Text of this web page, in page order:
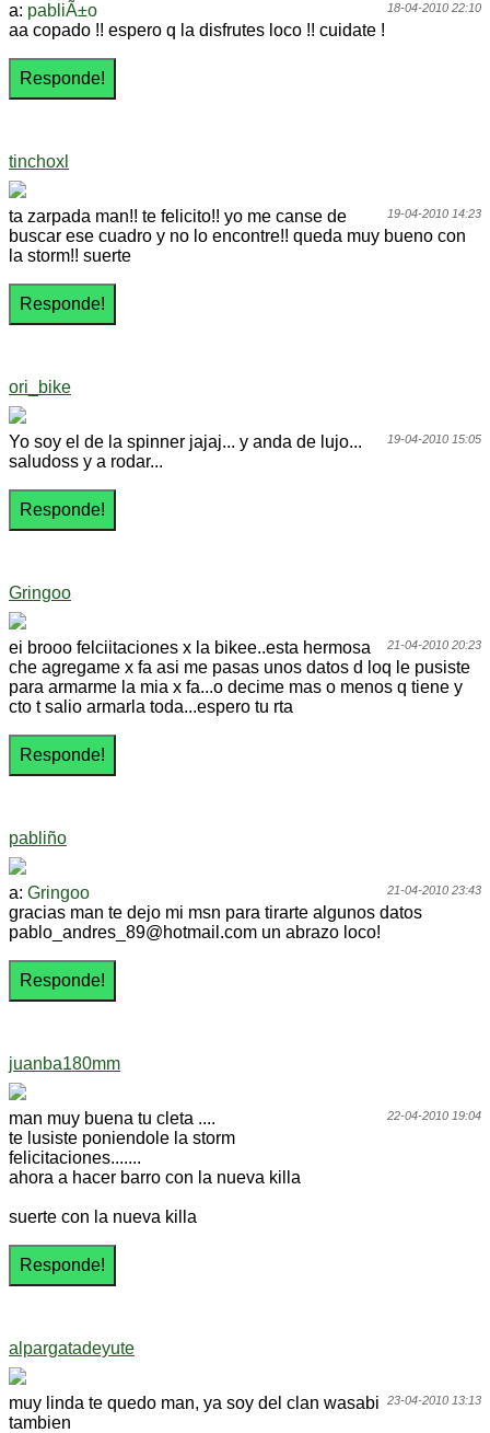
18-04-2010 22:10
a: pabliÃ±o
aa copado !! espero q la disfrutes loco !! cuidate !
tinchoxl
19-04-2010 14:23
ta zarpada man!! te felicito!! yo me canse de
buscar ese cuadro y no lo encontre!! queda muy bueno con
la storm!! suerte
ori_bike
19-04-2010 15:05
Yo soy el de la spinner jajaj... y anda de lujo...
saludoss y a rodar...
Gringoo
21-04-2010 20:23
ei brooo felciitaciones x la bikee..esta hermosa
che agregame x fa asi me pasas unos datos d loq le pusiste
para armarme la mia x fa...o decime mas o menos q tiene y
cto t salio armarla toda...espero tu rta
pabliño
21-04-2010 23:43
a: Gringoo
gracias man te dejo mi msn para tirarte algunos datos
pablo_andres_89@hotmail.com un abrazo loco!
juanba180mm
22-04-2010 19:04
man muy buena tu cleta ....
te lusiste poniendole la storm
felicitaciones.......
ahora a hacer barro con la nueva killa
suerte con la nueva killa
alpargatadeyute
23-04-2010 13:13
muy linda te quedo man, ya soy del clan wasabi
tambien